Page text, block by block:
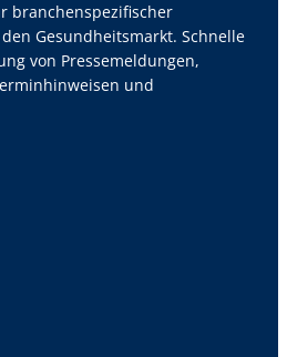
branchenspezifischer
Gesundheitsmarkt. Schnelle
von Pressemeldungen,
und